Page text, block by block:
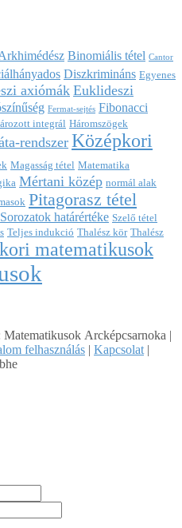
Binomiális tétel Cantor
Diszkrimináns Egyenes
axiómák Euklideszi
Fermat-sejtés Fibonacci
integrál Háromszögek
rendszer Középkori
Magasság tétel Matematika
Mértani közép normál alak
Pitagorasz tétel
Sorozatok határértéke Szelő tétel
Teljes indukció Thalész kör Thalész
matematikusok
Arcképcsarnoka |
felhasználás | Kapcsolat |